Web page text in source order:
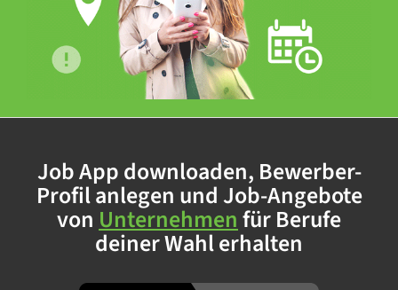
Job App downloaden, Bewerber-
Profil anlegen und Job-Angebote
von Unternehmenfür Berufe
deiner Wahl erhalten